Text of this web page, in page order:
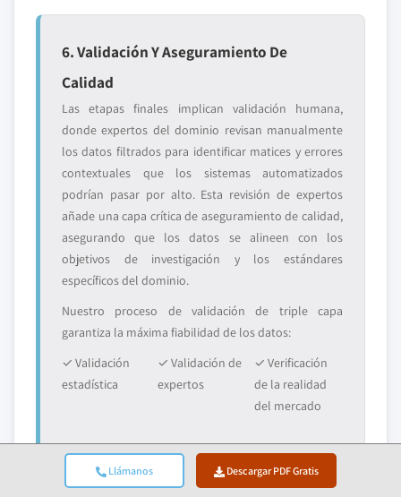
Llámanos Descargar PDF Gratis
6. Validación Y Aseguramiento De
Calidad
Las etapas finales implican validación humana,
donde expertos del dominio revisan manualmente
los datos filtrados para identificar matices y errores
contextuales que los sistemas automatizados
podrían pasar por alto. Esta revisión de expertos
añade una capa crítica de aseguramiento de calidad,
asegurando que los datos se alineen con los
objetivos de investigación y los estándares
específicos del dominio.
Nuestro proceso de validación de triple capa
garantiza la máxima fiabilidad de los datos:
✓ Validación
estadística
✓ Validación de
expertos
✓ Verificación
de la realidad
del mercado